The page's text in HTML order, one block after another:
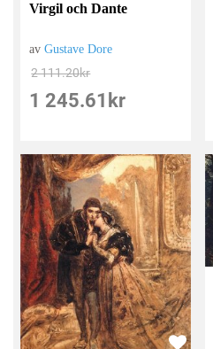
Virgil och Dante
avGustave Dore
2 111.20kr
1 245.61 kr